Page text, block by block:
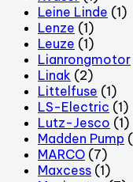
Leine Linde (1)
Lenze (1)
Leuze (1)
Lianrongmotor
Linak (2)
Littelfuse (1)
LS-Electric (1)
Lutz-Jesco (1)
Madden Pump
MARCO (7)
Maxcess (1)